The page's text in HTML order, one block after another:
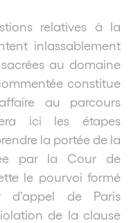
relatives à la
inlassablement
au domaine
constitue
au parcours
ici les étapes
la portée de la
par la Cour de
le pourvoi formé
de Paris
de la clause